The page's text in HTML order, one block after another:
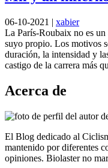
06-10-2021 | xabier
La París-Roubaix no es
suyo propio. Los motivos
duración, la intensidad y
castigo de la carrera más
Acerca de
El Blog dedicado al
mantenido por diferentes
opiniones. Biolaster no